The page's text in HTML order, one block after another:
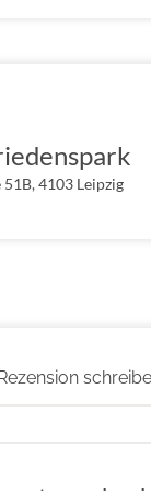
4103 Leipzig